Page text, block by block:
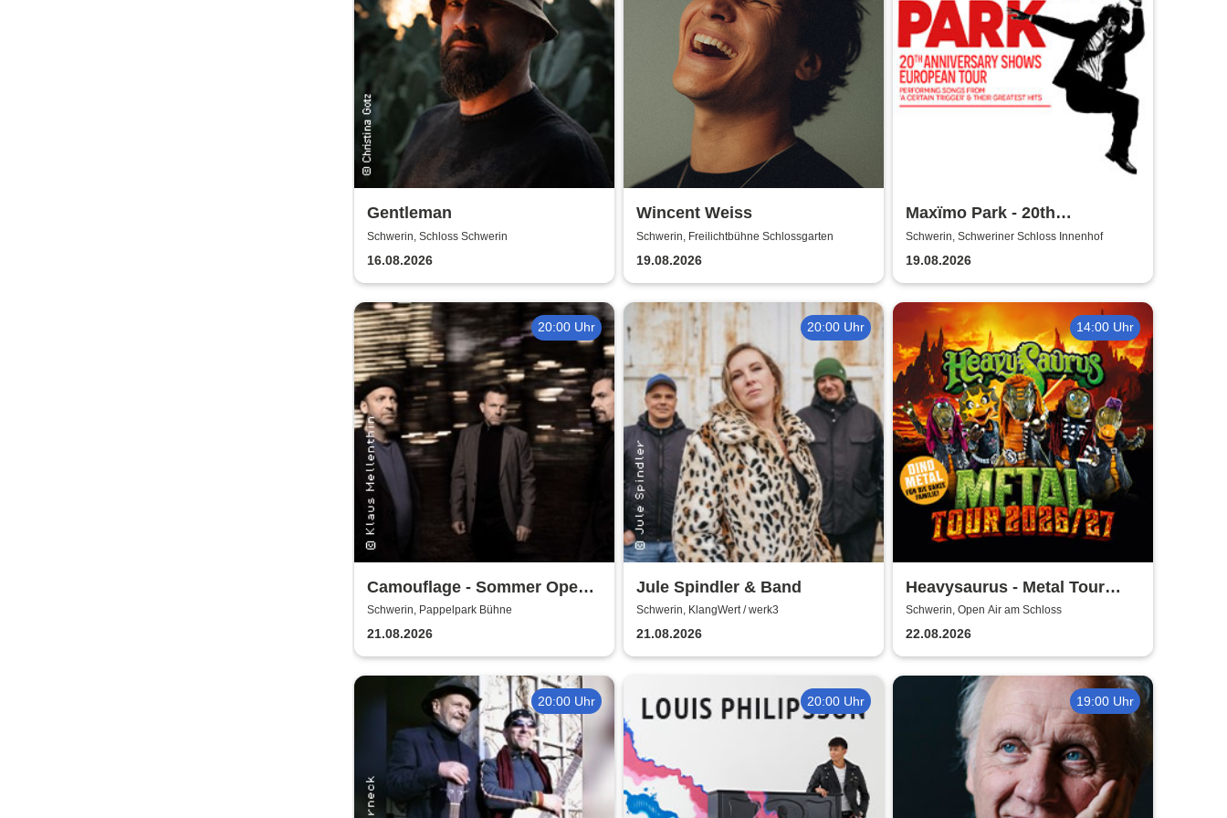
Gentleman
Schwerin, Schloss Schwerin
16.08.2026
Wincent Weiss
Schwerin, Freilichtbühne Schlossgarten
19.08.2026
Maxïmo Park - 20th
Anniversary Shows
performing songs from "A
Certain Trigger" & their
greatest hits
Schwerin, Schweriner Schloss Innenhof
19.08.2026
20:00 Uhr
Camouflage - Sommer Open
Air 2026
Schwerin, Pappelpark Bühne
21.08.2026
20:00 Uhr
Jule Spindler & Band
Schwerin, KlangWert / werk3
21.08.2026
14:00 Uhr
Heavysaurus - Metal Tour
2026/27
Schwerin, Open Air am Schloss
22.08.2026
20:00 Uhr 20:00 Uhr 19:00 Uhr